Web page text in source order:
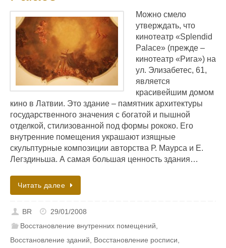
Можно смело
утверждать, что
кинотеатр «Splendid
Palace» (прежде –
кинотеатр «Рига») на
ул. Элизабетес, 61,
является
красивейшим домом
кино в Латвии. Это здание – памятник архитектуры
государственного значения с богатой и пышной
отделкой, стилизованной под формы рококо. Его
внутренние помещения украшают изящные
скульптурные композиции авторства Р. Маурcа и Е.
Легздиньша. А самая большая ценность здания…
Читать далее
BR
29/01/2008
Восстановление внутренних помещений,
Восстановление зданий, Восстановление росписи,